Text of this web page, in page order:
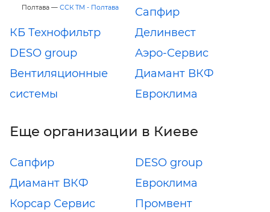
Полтава — ССК ТМ - Полтава
Сапфир
КБ Технофильтр
Делинвест
DESO group
Аэро-Сервис
Вентиляционные
системы
Диамант ВКФ
Евроклима
Еще организации в Киеве
Сапфир
DESO group
Диамант ВКФ
Евроклима
Корсар Сервис
Промвент